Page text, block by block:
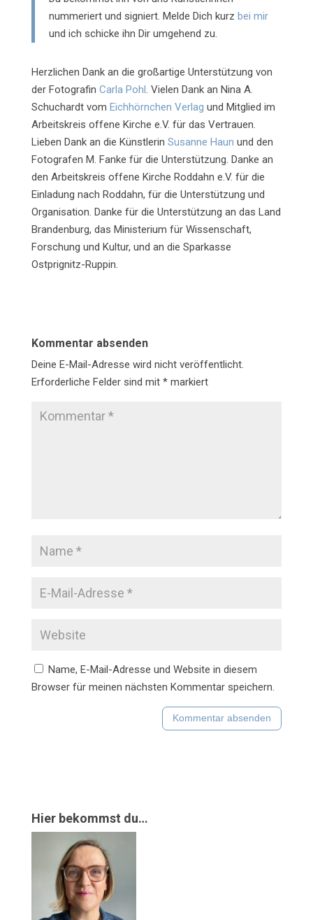
nummeriert und signiert. Melde Dich kurz bei mir
und ich schicke ihn Dir umgehend zu.
Herzlichen Dank an die großartige Unterstützung von
der Fotografin Carla Pohl. Vielen Dank an Nina A.
Schuchardt vom Eichhörnchen Verlag und Mitglied im
Arbeitskreis offene Kirche e.V. für das Vertrauen.
Lieben Dank an die Künstlerin Susanne Haun und den
Fotografen M. Fanke für die Unterstützung. Danke an
den Arbeitskreis offene Kirche Roddahn e.V. für die
Einladung nach Roddahn, für die Unterstützung und
Organisation. Danke für die Unterstützung an das Land
Brandenburg, das Ministerium für Wissenschaft,
Forschung und Kultur, und an die Sparkasse
Ostprignitz-Ruppin.
Kommentar absenden
Deine E-Mail-Adresse wird nicht veröffentlicht.
Erforderliche Felder sind mit *markiert
Name, E-Mail-Adresse und Website in diesem
Browser für meinen nächsten Kommentar speichern.
Hier bekommst du…